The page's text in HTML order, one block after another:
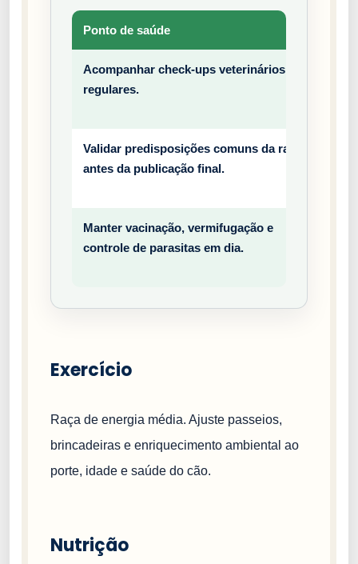
Ponto de saúde
Acompanhar check-ups veterinários
regulares.
Validar predisposições comuns da raça
antes da publicação final.
Manter vacinação, vermifugação e
controle de parasitas em dia.
Exercício
Raça de energia média. Ajuste passeios,
brincadeiras e enriquecimento ambiental ao
porte, idade e saúde do cão.
Nutrição